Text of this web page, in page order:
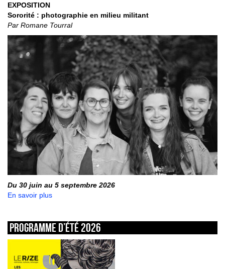
EXPOSITION
Sororité : photographie en milieu militant
Par Romane Tourral
Du 30 juin au 5 septembre 2026
En savoir plus
Programme d’été 2026